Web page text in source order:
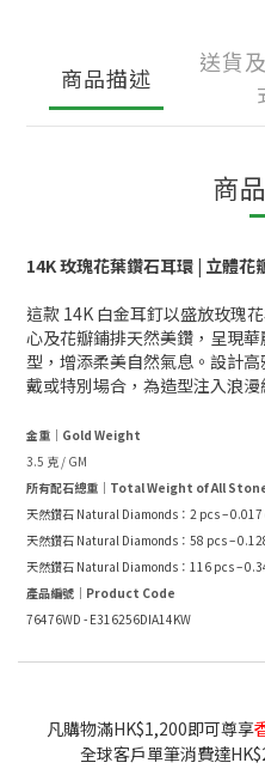
商品描述
送貨
商
14K 玫瑰花葉鑽石耳環 | 立體花
這款 14K 白金耳釘以盛放玫瑰
心及花瓣鋪排天然美鑽，呈現
型，增添柔美自然氣息。設計
戴或特別場合，為造型注入浪漫
金重｜Gold Weight
3.5 克 / GM
所有配石總重｜Total Weight of All
天然鑽石 Natural Diamonds：2 pcs –
天然鑽石 Natural Diamonds：58 pcs –
天然鑽石 Natural Diamonds：116 pcs –
產品編號｜Product Code
76476WD - E316256DIA14KW
凡購物滿HK$1,200即可尊享
全球客戶單筆消費達